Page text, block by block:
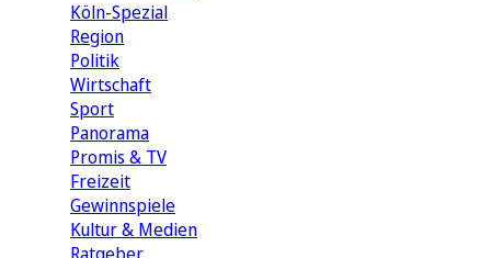
Köln-Spezial
Region
Politik
Wirtschaft
Sport
Panorama
Promis & TV
Freizeit
Gewinnspiele
Kultur & Medien